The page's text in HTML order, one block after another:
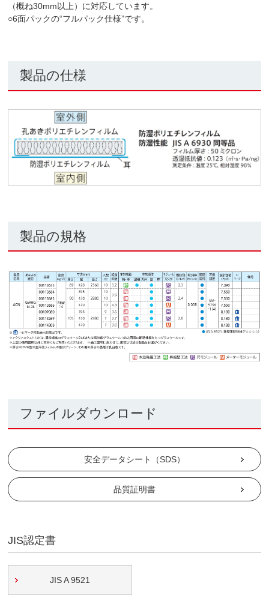
（概ね30mm以上）に対応しています。
○6面パックの“フルパック仕様”です。
製品の仕様
製品の規格
ファイルダウンロード
安全データシート（SDS）
品質証明書
JIS認定書
JIS A 9521